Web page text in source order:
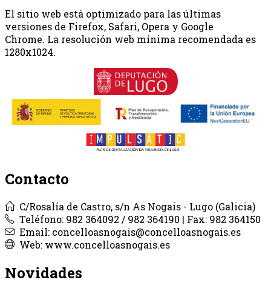
El sitio web está optimizado para las últimas
versiones de Firefox, Safari, Opera y Google
Chrome. La resolución web mínima recomendada es
1280x1024.
Contacto
C/Rosalía de Castro, s/n As Nogais - Lugo (Galicia)
Teléfono: 982 364092 / 982 364190 | Fax: 982 364150
Email: concelloasnogais@concelloasnogais.es
Web: www.concelloasnogais.es
Novidades